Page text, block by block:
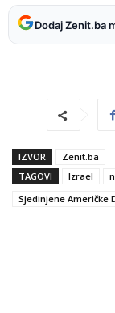
Dodaj Zenit.ba
IZVOR
Zenit.ba
TAGOVI
Izrael
Sjedinjene Američke